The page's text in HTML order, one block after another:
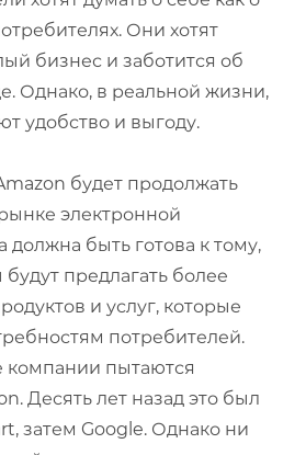
Они хотят
бизнес и заботится об
Однако, в реальной жизни,
удобство и выгоду.
будет продолжать
электронной
быть готова к тому,
предлагать более
и услуг, которые
потребителей.
компании пытаются
Десять лет назад это был
затем Google. Однако ни